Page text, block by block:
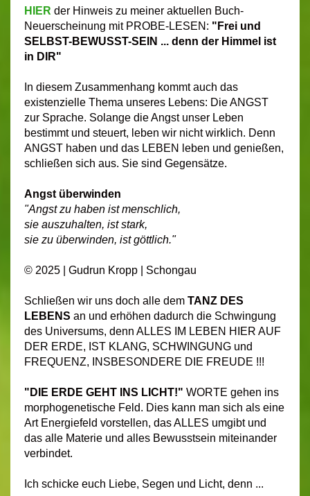
HIER der Hinweis zu meiner aktuellen Buch-
Neuerscheinung mit PROBE-LESEN: "Frei und
SELBST-BEWUSST-SEIN ... denn der Himmel ist
in DIR"
In diesem Zusammenhang kommt auch das
existenzielle Thema unseres Lebens: Die ANGST
zur Sprache. Solange die Angst unser Leben
bestimmt und steuert, leben wir nicht wirklich. Denn
ANGST haben und das LEBEN leben und genießen,
schließen sich aus. Sie sind Gegensätze.
Angst überwinden
"Angst zu haben ist menschlich,
sie auszuhalten, ist stark,
sie zu überwinden, ist göttlich."
© 2025 | Gudrun Kropp | Schongau
Schließen wir uns doch alle dem TANZ DES
LEBENS an und erhöhen dadurch die Schwingung
des Universums, denn ALLES IM LEBEN HIER AUF
DER ERDE, IST KLANG, SCHWINGUNG und
FREQUENZ, INSBESONDERE DIE FREUDE !!!
"DIE ERDE GEHT INS LICHT!" WORTE gehen ins
morphogenetische Feld. Dies kann man sich als eine
Art Energiefeld vorstellen, das ALLES umgibt und
das alle Materie und alles Bewusstsein miteinander
verbindet.
Ich schicke euch Liebe, Segen und Licht, denn ...